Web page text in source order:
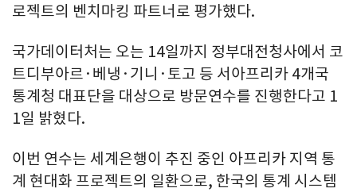
로젝트의 벤치마킹 파트너로 평가했다.
국가데이터처는 오는 14일까지 정부대전청사에서 코
트디부아르·베냉·기니·토고 등 서아프리카 4개국
통계청 대표단을 대상으로 방문연수를 진행한다고 1
1일 밝혔다.
이번 연수는 세계은행이 추진 중인 아프리카 지역 통
계 현대화 프로젝트의 일환으로, 한국의 통계 시스템